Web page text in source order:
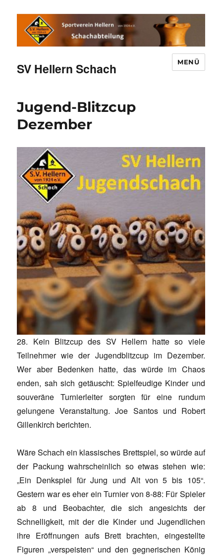
SV Hellern Schach MENÜ
Jugend-Blitzcup
Dezember
28. Kein Blitzcup des SV Hellern hatte so viele
Teilnehmer wie der Jugendblitzcup im Dezember.
Wer aber Bedenken hatte, das würde im Chaos
enden, sah sich getäuscht: Spielfeudige Kinder und
souveräne Turnierleiter sorgten für eine rundum
gelungene Veranstaltung. Joe Santos und Robert
Gillenkirch berichten.
Wäre Schach ein klassisches Brettspiel, so würde auf
der Packung wahrscheinlich so etwas stehen wie:
„Ein Denkspiel für Jung und Alt von 5 bis 105“.
Gestern war es eher ein Turnier von 8-88: Für Spieler
ab 8 und Beobachter, die sich angesichts der
Schnelligkeit, mit der die Kinder und Jugendlichen
ihre Eröffnungen aufs Brett brachten, eingestellte
Figuren „verspeisten“ und den gegnerischen König